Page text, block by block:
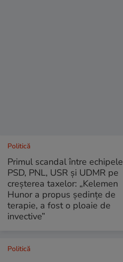
Politică
Primul scandal între echipele
PSD, PNL, USR și UDMR pe
creșterea taxelor: „Kelemen
Hunor a propus ședințe de
terapie, a fost o ploaie de
invective”
Politică